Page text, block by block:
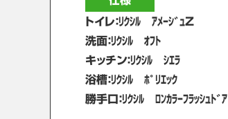
トイレ：ﾘｸｼﾙ ｱﾒｰｼﾞｭZ
洗面：ﾘｸｼﾙ ｵﾌﾄ
キッチン：ﾘｸｼﾙ ｼｴﾗ
浴槽：ﾘｸｼﾙ ﾎﾟﾘｴｯｸ
勝手口：ﾘｸｼﾙ ﾛﾝｶﾗｰﾌﾗｯｼｭﾄﾞｱ